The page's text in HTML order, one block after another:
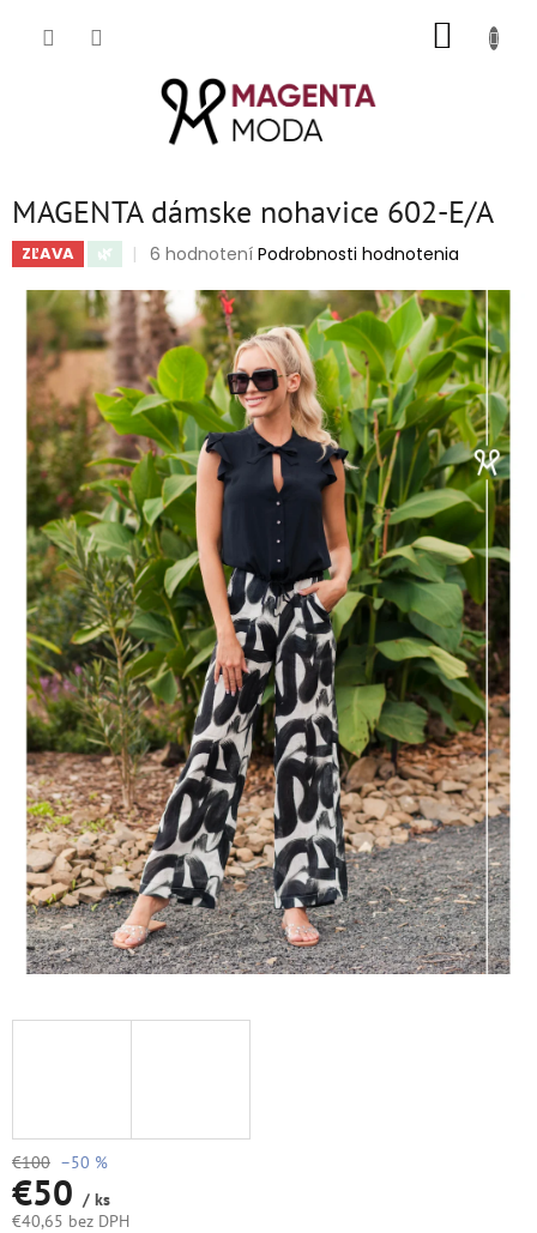
MAGENTA dámske nohavice 602-E/A
ZĽAVA 🌿
Priemerné
produktu
je
5,0
z
5
hviezdičiek.
6 hodnotení Podrobnosti hodnotenia
€100 –50 %
€50 / ks
€40,65 bez DPH